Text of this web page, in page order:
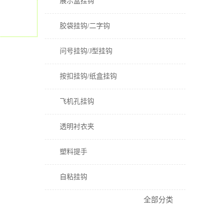
胶袋挂钩/二字钩
问号挂钩/J型挂钩
按扣挂钩/纸盒挂钩
飞机孔挂钩
透明衬衣夹
塑料提手
自粘挂钩
全部分类